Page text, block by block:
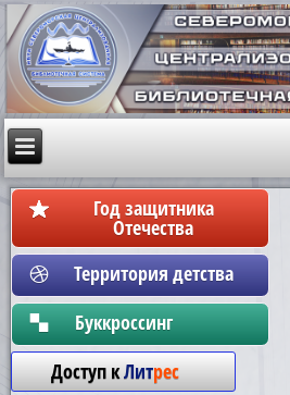
Год защитника
Отечества
Территория детства
Бyккpoccинг
Доступ кЛитрес